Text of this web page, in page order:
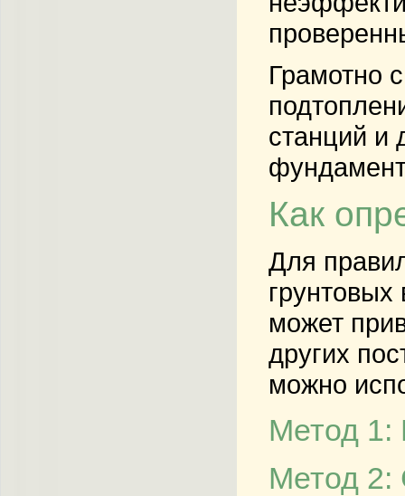
Грамотно
станций и
Как
Для
может
других
можно
Метод 1:
Метод 2: